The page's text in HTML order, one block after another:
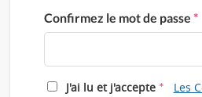
Confirmez le mot de passe *
J'ai lu et j'accepte *
Les